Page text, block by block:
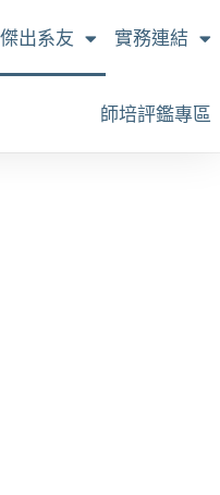
傑出系友 實務連結
師培評鑑專區